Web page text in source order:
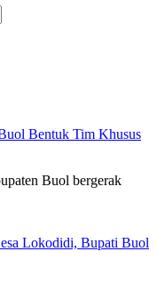
Bentuk Tim Khusus
Buol bergerak
Lokodidi, Bupati Buol